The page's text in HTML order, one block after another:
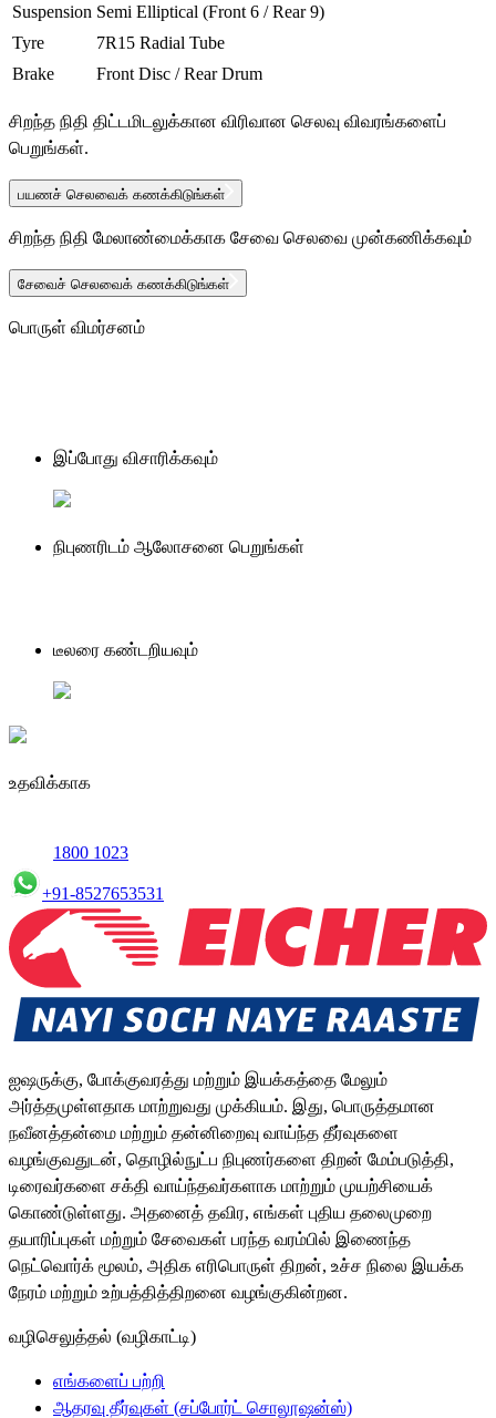
Suspension Semi Elliptical (Front 6 / Rear 9)
Tyre
7R15 Radial Tube
Brake
Front Disc / Rear Drum
சிறந்த நிதி திட்டமிடலுக்கான விரிவான செலவு விவரங்களைப்
பெறுங்கள்.
பயணச் செலவைக் கணக்கிடுங்கள்
சிறந்த நிதி மேலாண்மைக்காக சேவை செலவை முன்கணிக்கவும்
சேவைச் செலவைக் கணக்கிடுங்கள்
பொருள் விமர்சனம்
இப்போது விசாரிக்கவும்
நிபுணரிடம் ஆலோசனை பெறுங்கள்
டீலரை கண்டறியவும்
உதவிக்காக
1800 1023
+91-8527653531
ஐஷருக்கு, போக்குவரத்து மற்றும் இயக்கத்தை மேலும்
அர்த்தமுள்ளதாக மாற்றுவது முக்கியம். இது, பொருத்தமான
நவீனத்தன்மை மற்றும் தன்னிறைவு வாய்ந்த தீர்வுகளை
வழங்குவதுடன், தொழில்நுட்ப நிபுணர்களை திறன் மேம்படுத்தி,
டிரைவர்களை சக்தி வாய்ந்தவர்களாக மாற்றும் முயற்சியைக்
கொண்டுள்ளது. அதனைத் தவிர, எங்கள் புதிய தலைமுறை
தயாரிப்புகள் மற்றும் சேவைகள் பரந்த வரம்பில் இணைந்த
நெட்வொர்க் மூலம், அதிக எரிபொருள் திறன், உச்ச நிலை இயக்க
நேரம் மற்றும் உற்பத்தித்திறனை வழங்குகின்றன.
வழிசெலுத்தல் (வழிகாட்டி)
எங்களைப் பற்றி
ஆதரவு தீர்வுகள் (சப்போர்ட் சொலூஷன்ஸ்)